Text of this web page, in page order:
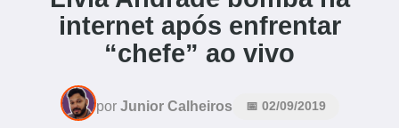
internet após enfrentar
“chefe” ao vivo
por Junior Calheiros 📅 02/09/2019